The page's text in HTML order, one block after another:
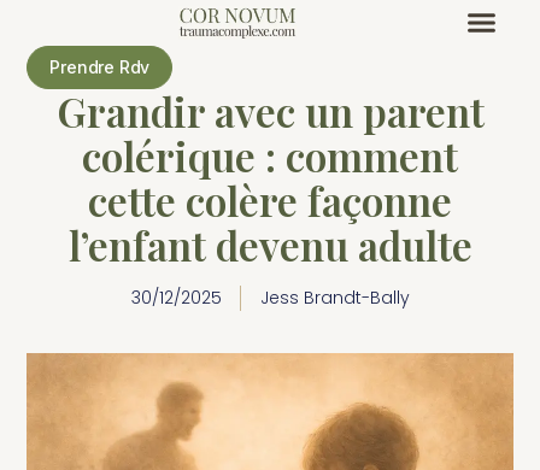
Prendre Rdv
Grandir avec un parent
colérique : comment
cette colère façonne
l’enfant devenu adulte
30/12/2025 Jess Brandt-Bally